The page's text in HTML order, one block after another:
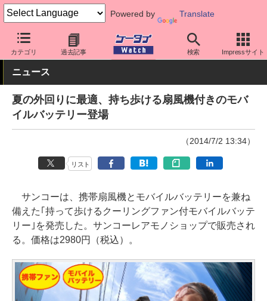
Powered by Translate
カテゴリ 過去記事 検索 Impressサイト
ケータイ Watch 周辺機器/アクセサリー モバイルバッテリー
ニュース
夏の外回りに最適、持ち歩ける扇風機付きのモバ
イルバッテリー登場
（2014/7/2 13:34）
リスト
サンコーは、携帯扇風機とモバイルバッテリーを兼ね
備えた｢持って歩けるクーリングファン付モバイルバッテ
リー｣を発売した。サンコーレアモノショップで販売され
る。価格は2980円（税込）。